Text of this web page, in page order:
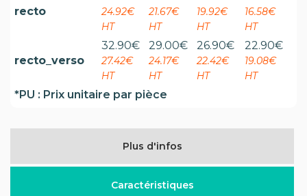
recto
24.92€
HT
21.67€
HT
19.92€
HT
16.58€
HT
recto_verso
32.90€
27.42€
HT
29.00€
24.17€
HT
26.90€
22.42€
HT
22.90€
19.08€
HT
*PU : Prix unitaire par pièce
Plus d'infos
Caractéristiques